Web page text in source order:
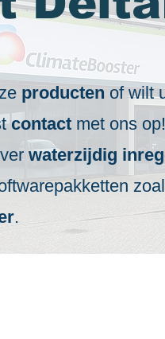
producten of wilt
contact met ons
waterzijdig
.